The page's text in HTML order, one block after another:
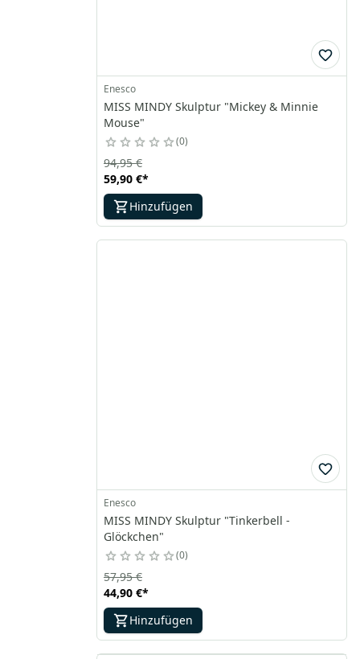
Enesco
MISS MINDY Skulptur "Mickey & Minnie
Mouse"
0
59,90 €*
94,95 €
Hinzufügen
Enesco
MISS MINDY Skulptur "Tinkerbell -
Glöckchen"
0
44,90 €*
57,95 €
Hinzufügen